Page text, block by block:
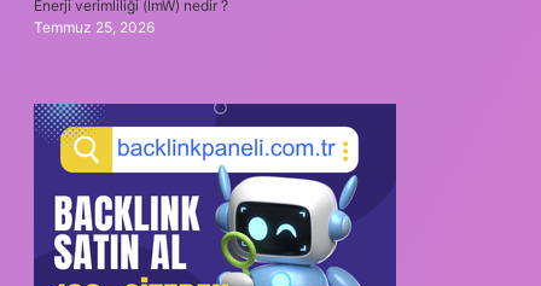
Enerji verimliliği (lmW) nedir ?
Temmuz 25, 2026